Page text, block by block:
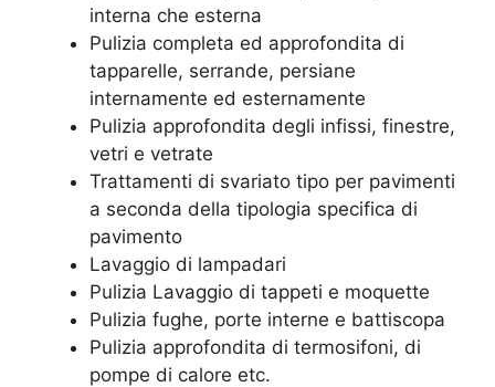
interna che esterna
Pulizia completa ed approfondita di
tapparelle, serrande, persiane
internamente ed esternamente
Pulizia approfondita degli infissi, finestre,
vetri e vetrate
Trattamenti di svariato tipo per pavimenti
a seconda della tipologia specifica di
pavimento
Lavaggio di lampadari
Pulizia Lavaggio di tappeti e moquette
Pulizia fughe, porte interne e battiscopa
Pulizia approfondita di termosifoni, di
pompe di calore etc.